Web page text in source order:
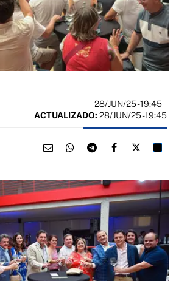
28/JUN/25- 19:45
ACTUALIZADO: 28/JUN/25 - 19:45